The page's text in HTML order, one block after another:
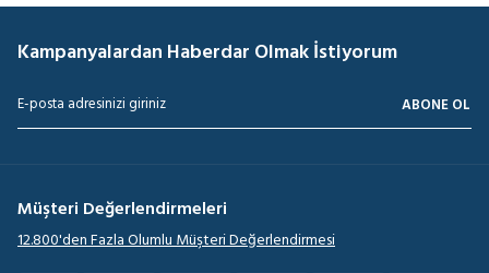
Kampanyalardan Haberdar Olmak İstiyorum
ABONE OL
Müşteri Değerlendirmeleri
12.800'den Fazla Olumlu Müşteri Değerlendirmesi